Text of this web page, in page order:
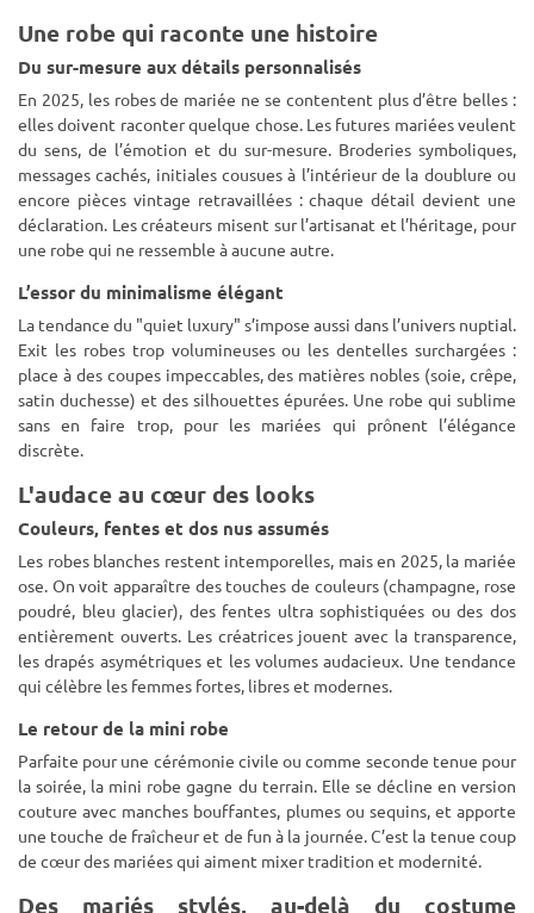
Une robe qui raconte une histoire
Du sur-mesure aux détails personnalisés
En 2025, les robes de mariée ne se contentent plus d’être belles :
elles doivent raconter quelque chose. Les futures mariées veulent
du sens, de l’émotion et du sur-mesure. Broderies symboliques,
messages cachés, initiales cousues à l’intérieur de la doublure ou
encore pièces vintage retravaillées : chaque détail devient une
déclaration. Les créateurs misent sur l’artisanat et l’héritage, pour
une robe qui ne ressemble à aucune autre.
L’essor du minimalisme élégant
La tendance du "quiet luxury" s’impose aussi dans l’univers nuptial.
Exit les robes trop volumineuses ou les dentelles surchargées :
place à des coupes impeccables, des matières nobles (soie, crêpe,
satin duchesse) et des silhouettes épurées. Une robe qui sublime
sans en faire trop, pour les mariées qui prônent l’élégance
discrète.
L'audace au cœur des looks
Couleurs, fentes et dos nus assumés
Les robes blanches restent intemporelles, mais en 2025, la mariée
ose. On voit apparaître des touches de couleurs (champagne, rose
poudré, bleu glacier), des fentes ultra sophistiquées ou des dos
entièrement ouverts. Les créatrices jouent avec la transparence,
les drapés asymétriques et les volumes audacieux. Une tendance
qui célèbre les femmes fortes, libres et modernes.
Le retour de la mini robe
Parfaite pour une cérémonie civile ou comme seconde tenue pour
la soirée, la mini robe gagne du terrain. Elle se décline en version
couture avec manches bouffantes, plumes ou sequins, et apporte
une touche de fraîcheur et de fun à la journée. C’est la tenue coup
de cœur des mariées qui aiment mixer tradition et modernité.
Des mariés stylés, au-delà du costume